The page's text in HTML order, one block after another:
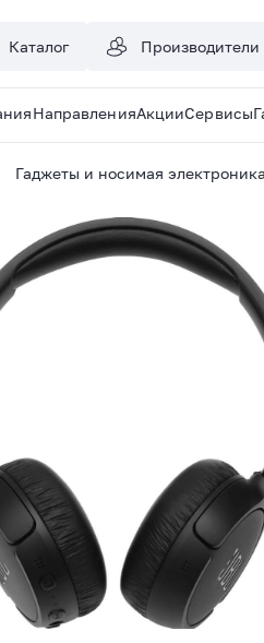
Каталог Производители
НаправленияАкцииСервисы
Гаджеты и носимая электроника